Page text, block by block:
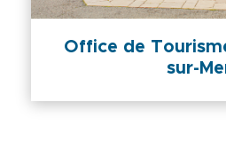
Office de
sur-